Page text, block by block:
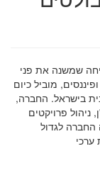
הצמיחה שמשנה את פני
מוביל כיום
בישראל. החברה,
פרויקטים
ב-2026 ממשיכה החברה לגדול